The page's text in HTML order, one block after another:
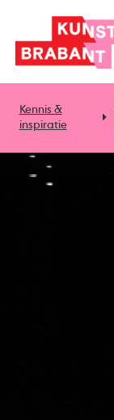
Kennis &
inspiratie